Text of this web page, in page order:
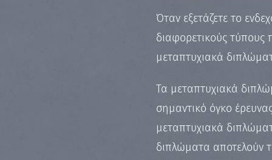
Όταν εξετάζετε το
διαφορετικούς τύπους
μεταπτυχιακά
Τα μεταπτυχιακά
σημαντικό όγκο
μεταπτυχιακά
διπλώματα αποτελούν